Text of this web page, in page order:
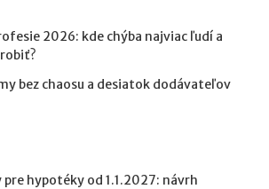
2026: kde chýba najviac ľudí a
bez chaosu a desiatok dodávateľov
hypotéky od 1.1.2027: návrh